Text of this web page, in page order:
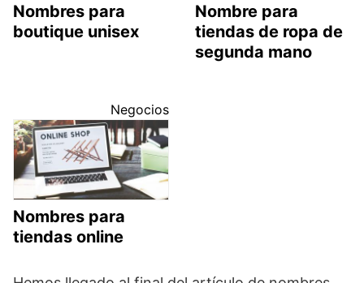
Nombres para
boutique unisex
Nombre para
tiendas de ropa de
segunda mano
Negocios
Nombres para
tiendas online